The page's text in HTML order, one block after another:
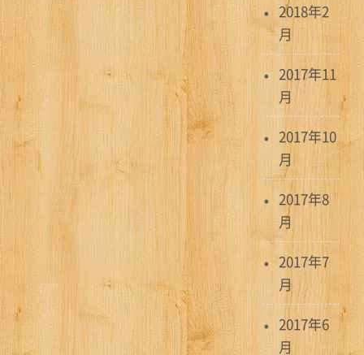
2018年2
月
2017年11
月
2017年10
月
2017年8
月
2017年7
月
2017年6
月